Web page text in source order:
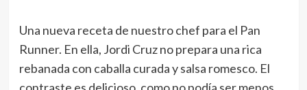
Una nueva receta de nuestro chef para el Pan
Runner. En ella, Jordi Cruz no prepara una rica
rebanada con caballa curada y salsa romesco. El